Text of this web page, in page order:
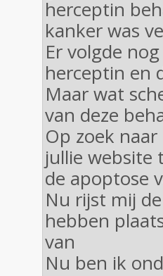
herceptin
kanker was
Er volgde
herceptin en
Maar wat
van deze
Op zoek
jullie website
de apoptose
Nu rijst mij
hebben
van
Nu ben ik